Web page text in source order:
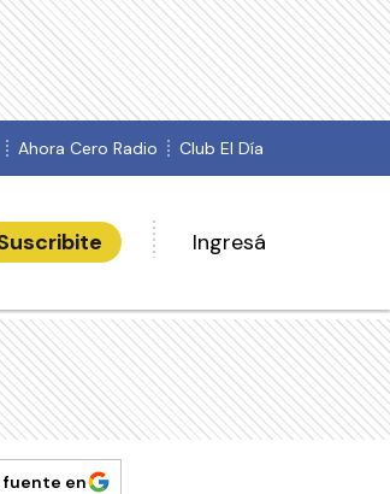
Ahora Cero Radio Club El Día
Ingresá
en